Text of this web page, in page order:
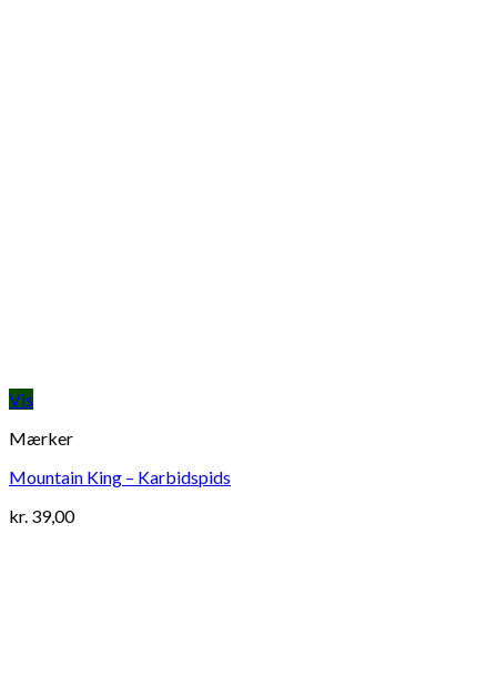
Vis
Mærker
Mountain King – Karbidspids
kr. 39,00